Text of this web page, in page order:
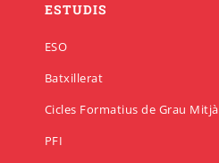
ESTUDIS
ESO
Batxillerat
Cicles Formatius de Grau Mitjà
PFI